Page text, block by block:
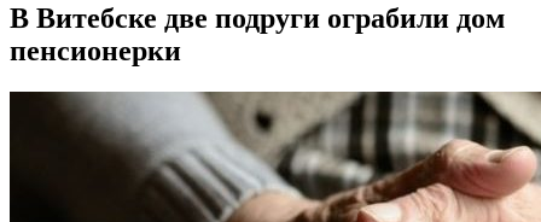
В Витебске две подруги ограбили дом
пенсионерки